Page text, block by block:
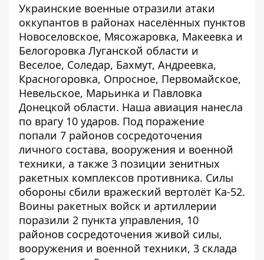
Украинские военные отразили атаки
оккупантов в районах населённых пунктов
Новоселовское, Мясожаровка, Макеевка и
Белогоровка Луганской области и
Веселое, Соледар, Бахмут, Андреевка,
Красногоровка, Опросное, Первомайское,
Невельское, Марьинка и Павловка
Донецкой области. Наша авиация нанесла
по врагу 10 ударов. Под поражение
попали 7 районов сосредоточения
личного состава, вооружения и военной
техники, а также 3 позиции зенитных
ракетных комплексов противника. Силы
обороны сбили вражеский вертолёт Ка-52.
Воины ракетных войск и артиллерии
поразили 2 пункта управления, 10
районов сосредоточения живой силы,
вооружения и военной техники, 3 склада